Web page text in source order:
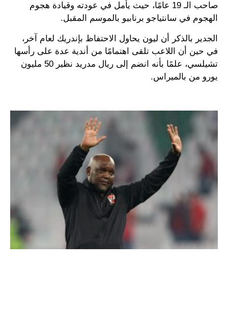
صاحب الـ 19 عامًا، حيث يأمل في عودته وقيادة هجوم
الهجوم في سانتياجو برنابيو بالموسم المقبل.
الجدير بالذكر أن ليون يحاول الاحتفاظ بإندريك لعام آخر،
في حين أن اللاعب تلقى اهتمامًا من أندية عدة على رأسها
تشيلسي، علمًا بأنه انضم إلى ريال مدريد نظير 50 مليون
يورو من بالميراس.